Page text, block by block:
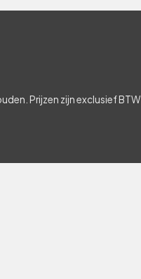
Prijzen zijn exclusief BTW